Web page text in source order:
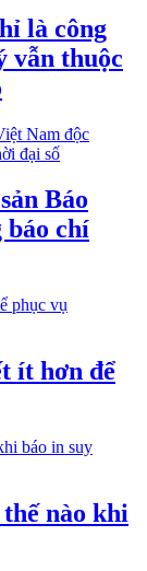
là công
vẫn thuộc
Báo
báo chí
ít hơn để
nào khi